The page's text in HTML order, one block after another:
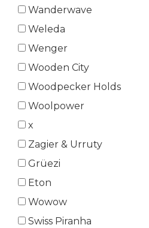
Wanderwave
Weleda
Wenger
Wooden City
Woodpecker Holds
Woolpower
x
Zagier & Urruty
Grüezi
Eton
Wowow
Swiss Piranha